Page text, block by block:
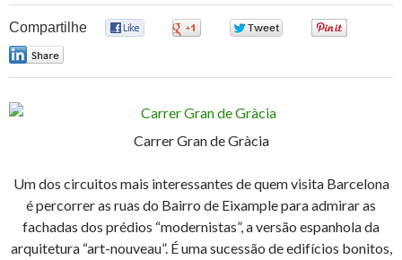
Compartilhe
Carrer Gran de Gràcia
Um dos circuitos mais interessantes de quem visita Barcelona
é percorrer as ruas do Bairro de Eixample para admirar as
fachadas dos prédios “modernistas”, a versão espanhola da
arquitetura “art-nouveau”. É uma sucessão de edifícios bonitos,